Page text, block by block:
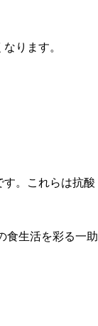
ります。
。これらは抗酸
食生活を彩る一助